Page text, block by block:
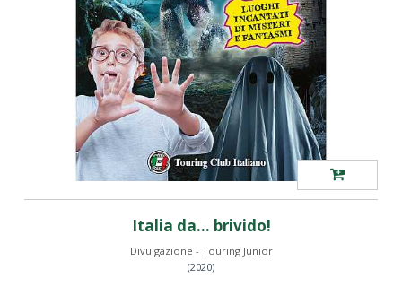
Italia da... brivido!
Divulgazione - Touring Junior
(2020)